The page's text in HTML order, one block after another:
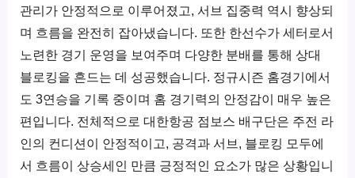
관리가 안정적으로 이루어졌고, 서브 집중력 역시 향상되
며 흐름을 완전히 잡아냈습니다. 또한 한선수가 세터로서
노련한 경기 운영을 보여주며 다양한 분배를 통해 상대
블로킹을 흔드는 데 성공했습니다. 정규시즌 홈경기에서
도 3연승을 기록 중이며 홈 경기력의 안정감이 매우 높은
편입니다. 전체적으로 대한항공 점보스 배구단은 주전 라
인의 컨디션이 안정적이고, 공격과 서브, 블로킹 모두에
서 흐름이 상승세인 만큼 긍정적인 요소가 많은 상황입니